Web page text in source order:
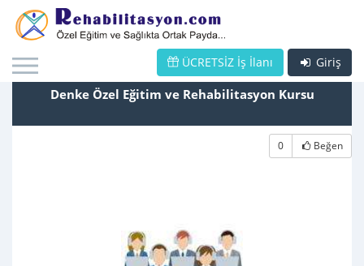
Giriş
ÜCRETSİZ İş İlanı
Denke Özel Eğitim ve Rehabilitasyon Kursu
0 Beğen